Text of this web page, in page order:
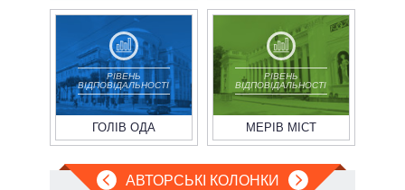
РІВЕНЬ
ВІДПОВІДАЛЬНОСТІ
ГОЛІВ ОДА
РІВЕНЬ
ВІДПОВІДАЛЬНОСТІ
МЕРІВ МІСТ
АВТОРСЬКІ КОЛОНКИ